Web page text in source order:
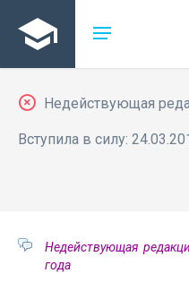
Недействующая
Вступила в силу:
Недействующая
года